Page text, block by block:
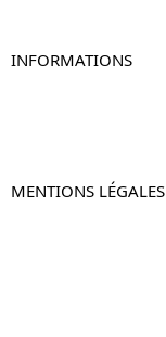
INFORMATIONS
MENTIONS LÉGALES